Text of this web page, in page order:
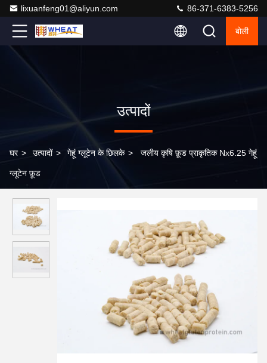
lixuanfeng01@aliyun.com 86-371-6383-5256
बोली
उत्पादों
घर > उत्पादों > गेहूं ग्लूटेन के छिलके > जलीय कृषि फ़ूड प्राकृतिक Nx6.25 गेहूं
ग्लूटेन फ़ूड